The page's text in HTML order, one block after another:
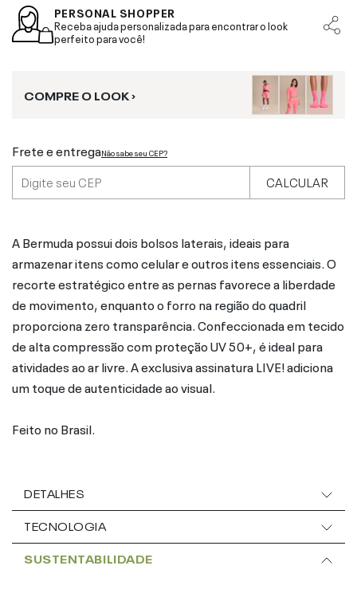
PERSONAL SHOPPER
Receba ajuda personalizada para encontrar o look
perfeito para você!
COMPRE O LOOK ›
Frete e entregaNão sabe seu CEP?
CALCULAR
A Bermuda possui dois bolsos laterais, ideais para
armazenar itens como celular e outros itens essenciais. O
recorte estratégico entre as pernas favorece a liberdade
de movimento, enquanto o forro na região do quadril
proporciona zero transparência. Confeccionada em tecido
de alta compressão com proteção UV 50+, é ideal para
atividades ao ar livre. A exclusiva assinatura LIVE! adiciona
um toque de autenticidade ao visual.
Feito no Brasil.
DETALHES
TECNOLOGIA
SUSTENTABILIDADE